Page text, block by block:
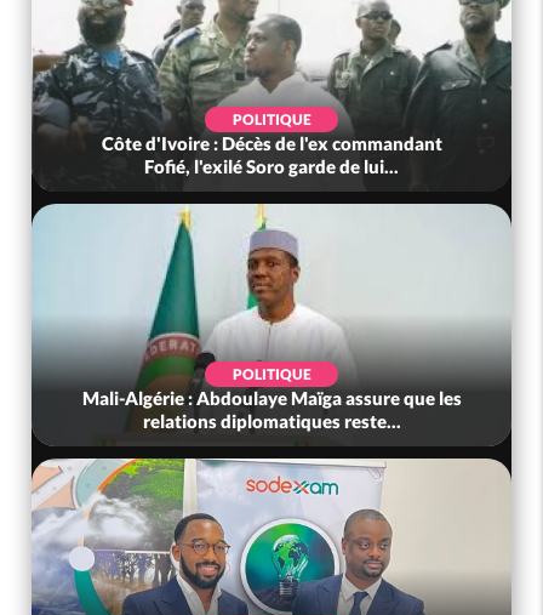
POLITIQUE
Côte d'Ivoire : Décès de l'ex commandant
Fofié, l'exilé Soro garde de lui...
POLITIQUE
Mali-Algérie : Abdoulaye Maïga assure que les
relations diplomatiques reste...